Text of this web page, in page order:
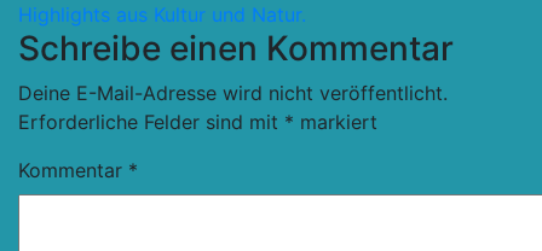
Highlights aus Kultur und Natur.
Schreibe einen Kommentar
Deine E-Mail-Adresse wird nicht veröffentlicht.
Erforderliche Felder sind mit * markiert
Kommentar *